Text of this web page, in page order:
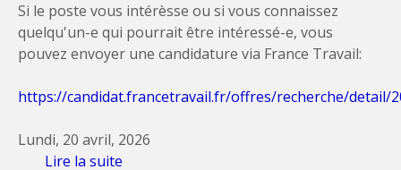
Si le poste vous intérèsse ou si vous connaissez
quelqu'un-e qui pourrait être intéressé-e, vous
pouvez envoyer une candidature via France Travail:
https://candidat.francetravail.fr/offres/recherche/detail/
Lundi, 20 avril, 2026
Lire la suite